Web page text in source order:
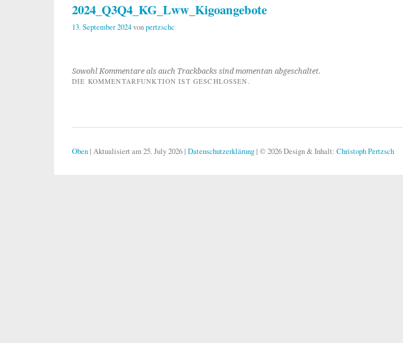
2024_Q3Q4_KG_Lww_Kigoangebote
13. September 2024vonpertzschc
Sowohl Kommentare als auch Trackbacks sind momentan abgeschaltet.
DIE KOMMENTARFUNKTION IST GESCHLOSSEN.
Oben | Aktualisiert am 25. July 2026 | Datenschutzerklärung | © 2026 Design & Inhalt: Christoph Pertzsch